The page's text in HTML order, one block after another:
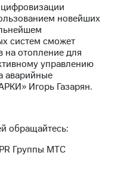
новейших
систем сможет
отопление для
управлению
аварийные
Игорь Газарян.
обращайтесь:
Группы МТС